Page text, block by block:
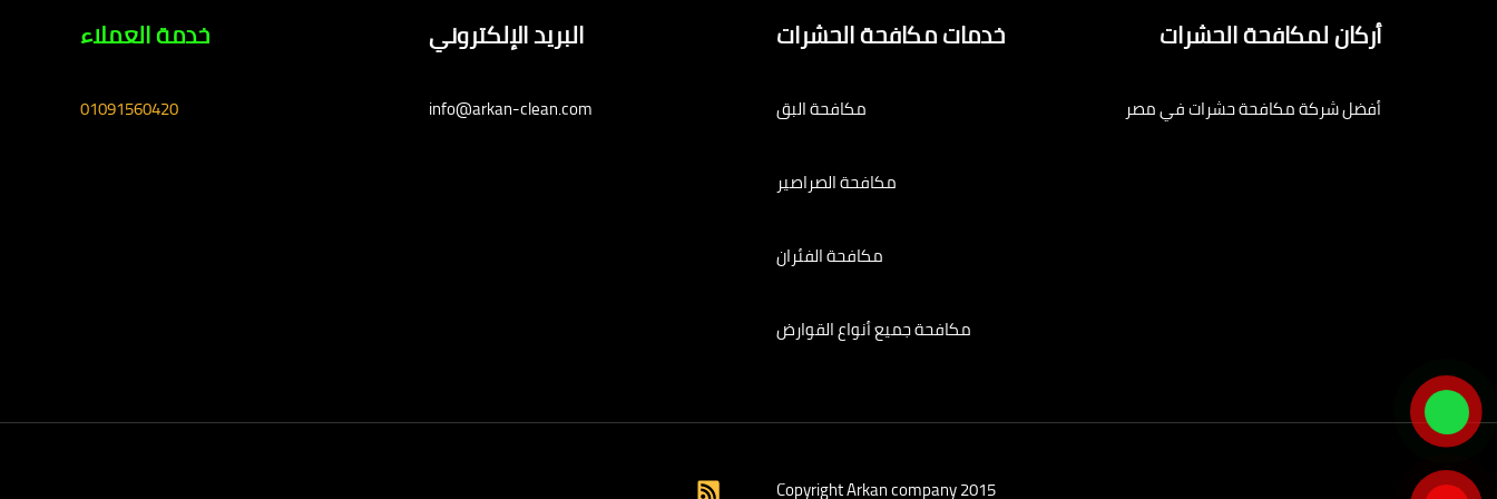
أركان لمكافحة الحشرات
أفضل شركة مكافحة حشرات في مصر
خدمات مكافحة الحشرات
مكافحة البق
مكافحة الصراصير
مكافحة الفئران
مكافحة جميع أنواع القوارض
البريد الإلكتروني
info@arkan-clean.com
خدمة العملاء
01091560420
Copyright Arkan company 2015